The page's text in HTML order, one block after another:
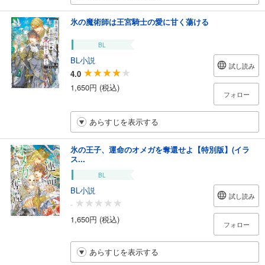
氷の魔術師は王宮騎士の愛に甘く蕩ける
BL
BL小説
4.0
1,650円 (税込)
試し読み
フォロー
あらすじを表示する
氷の王子、運命のオメガを奪還せよ【特別版】(イラ
ス...
BL
BL小説
-
1,650円 (税込)
試し読み
フォロー
あらすじを表示する